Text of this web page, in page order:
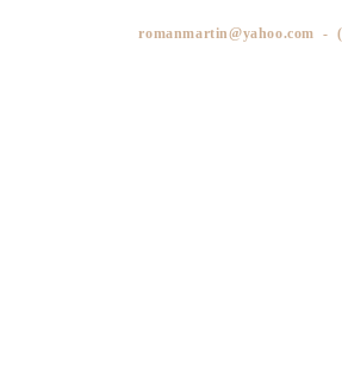
romanmartin@yahoo.com -